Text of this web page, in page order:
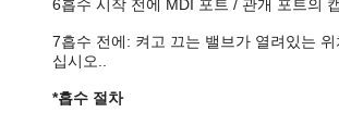
6흡수 시작 전에 MDI 포트 / 관개 포트의
7흡수 전에: 켜고 끄는 밸브가 열려있는
십시오..
*흡수 절차